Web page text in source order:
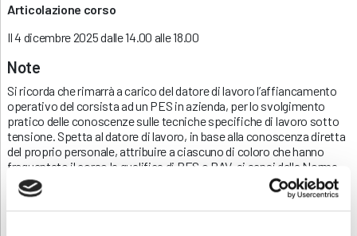
Articolazione corso
Il 4 dicembre 2025 dalle 14.00 alle 18.00
Note
Si ricorda che rimarrà a carico del datore di lavoro l’affiancamento
operativo del corsista ad un PES in azienda, per lo svolgimento
pratico delle conoscenze sulle tecniche specifiche di lavoro sotto
tensione. Spetta al datore di lavoro, in base alla conoscenza diretta
del proprio personale, attribuire a ciascuno di coloro che hanno
frequentato il corso la qualifica di PES o PAV, ai sensi della Norma
CEI 11-27
Contatti